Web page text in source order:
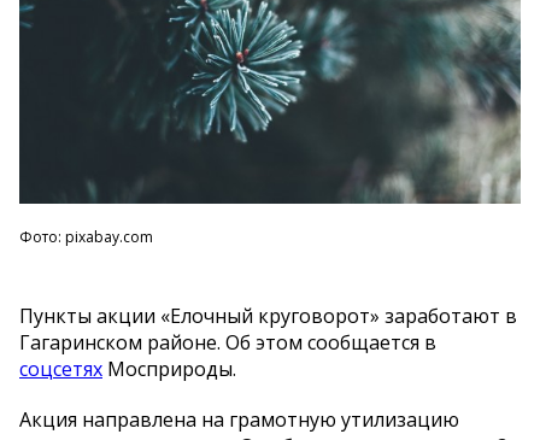
Фото: pixabay.com
Пункты акции «Елочный круговорот» заработают в
Гагаринском районе. Об этом сообщается в
соцсетях Мосприроды.
Акция направлена на грамотную утилизацию